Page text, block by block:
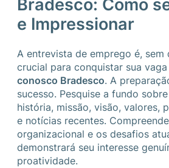
e Impressionar
A entrevista de emprego é, sem
crucial para conquistar sua vaga
conosco Bradesco. A
sucesso. Pesquise a fundo
história, missão, visão, valores,
e notícias recentes.
organizacional e os desafios
demonstrará seu interesse
proatividade.